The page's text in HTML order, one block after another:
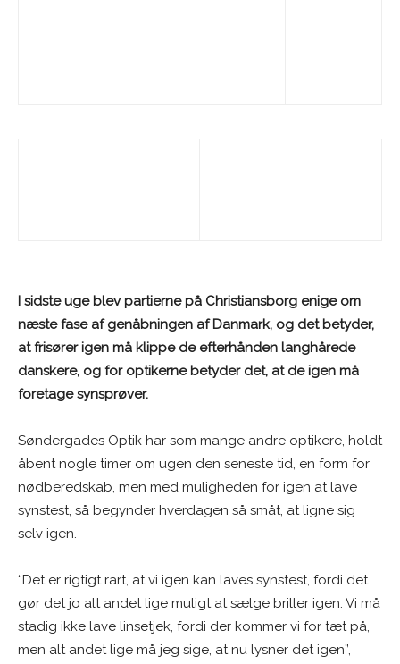
I sidste uge blev partierne på Christiansborg enige om
næste fase af genåbningen af Danmark, og det betyder,
at frisører igen må klippe de efterhånden langhårede
danskere, og for optikerne betyder det, at de igen må
foretage synsprøver.
Søndergades Optik har som mange andre optikere, holdt
åbent nogle timer om ugen den seneste tid, en form for
nødberedskab, men med muligheden for igen at lave
synstest, så begynder hverdagen så småt, at ligne sig
selv igen.
“Det er rigtigt rart, at vi igen kan laves synstest, fordi det
gør det jo alt andet lige muligt at sælge briller igen. Vi må
stadig ikke lave linsetjek, fordi der kommer vi for tæt på,
men alt andet lige må jeg sige, at nu lysner det igen”,